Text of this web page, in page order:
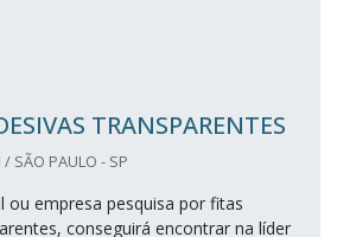
TRANSPARENTES
SÃO PAULO - SP
ou empresa pesquisa por fitas
conseguirá encontrar na líder